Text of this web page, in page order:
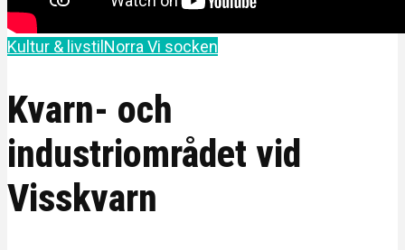
Kultur & livstil Norra Vi socken
Kvarn- och
industriområdet vid
Visskvarn